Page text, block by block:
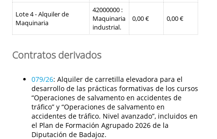
Lote 4 - Alquiler de
Maquinaria
42000000 :
Maquinaria
industrial.
0,00 € 0,00 €
Contratos derivados
079/26: Alquiler de carretilla elevadora para el
desarrollo de las prácticas formativas de los cursos
“Operaciones de salvamento en accidentes de
tráfico” y “Operaciones de salvamento en
accidentes de tráfico. Nivel avanzado”, incluidos en
el Plan de Formación Agrupado 2026 de la
Diputación de Badajoz.